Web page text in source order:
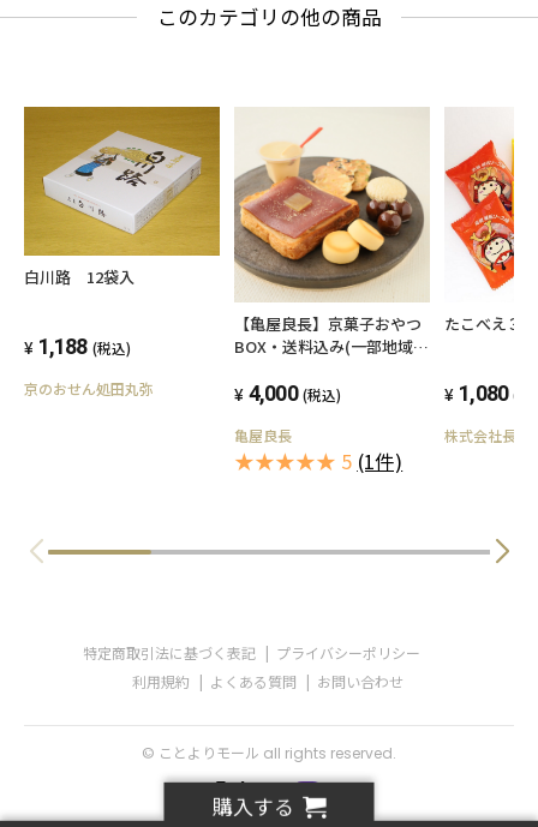
購入する
このカテゴリの他の商品
白川路 12袋入
1,188 (税込)
京のおせん処田丸弥
【亀屋良長】京菓子おやつ
BOX・送料込み(一部地域を
4,000 (税込)
亀屋良長
★★★★★ 5 (1件)
たこべえ３
1,080 (税
株式会社長寿
特定商取引法に基づく表記
プライバシーポリシー
利用規約
よくある質問 お問い合わせ
© ことよりモール all rights reserved.